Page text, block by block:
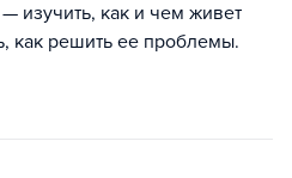
изучить, как и чем живет
как решить ее проблемы.